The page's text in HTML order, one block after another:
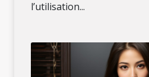
l’utilisation...